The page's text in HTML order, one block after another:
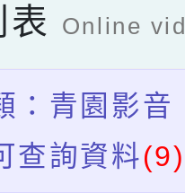
表 Online
：青園影音
查詢資料(9)